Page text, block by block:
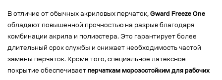
В отличие от обычных акриловых перчаток, Gward Freeze One
обладают повышенной прочностью на разрыв благодаря
комбинации акрила и полиэстера. Это гарантирует более
длительный срок службы и снижает необходимость частой
замены перчаток. Кроме того, специальное латексное
покрытие обеспечивает перчаткам морозостойким для рабочих